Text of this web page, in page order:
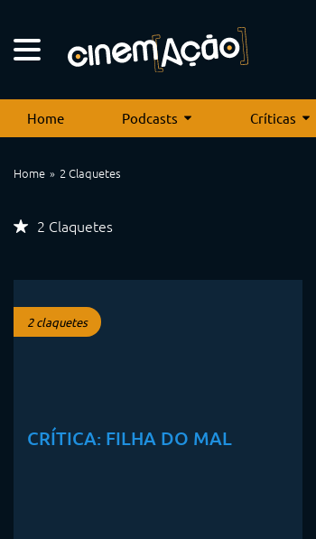
Home Podcasts Críticas
Home 2 Claquetes
2 Claquetes
2 claquetes
CRÍTICA: FILHA DO MAL